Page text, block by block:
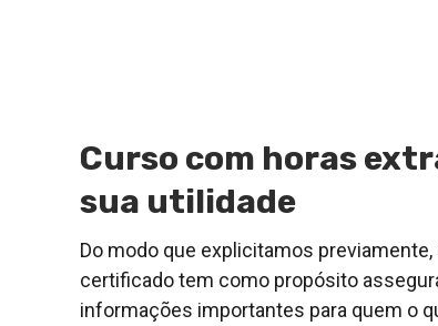
Curso com horas
sua utilidade
Do modo que explicitamos
certificado tem como propósito
informações importantes para quem o